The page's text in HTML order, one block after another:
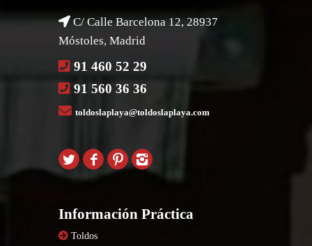
C/ Calle Barcelona 12, 28937
Móstoles, Madrid
91 460 52 29
91 560 36 36
toldoslaplaya@toldoslaplaya.com
Información Práctica
Toldos